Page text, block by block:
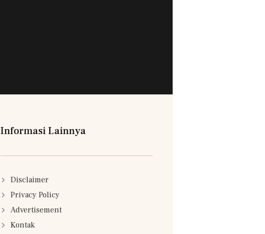
Informasi Lainnya
Disclaimer
Privacy Policy
Advertisement
Kontak